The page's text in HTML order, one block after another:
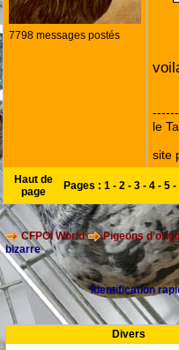
7798 messages postés
le
site
Haut de
page
Pages : 1 - 2 - 3 - 4 - 5 -
CFPOI World Pigeons
bizarre
Identification
Divers